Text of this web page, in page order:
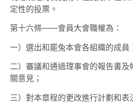
定性的投票。
第十六條——會員大會職權為：
一）選出和罷兔本會各組織的成員
二）審議和通過理事會的報告書及
關意見；
三）對本章程的更改進行計劃和表